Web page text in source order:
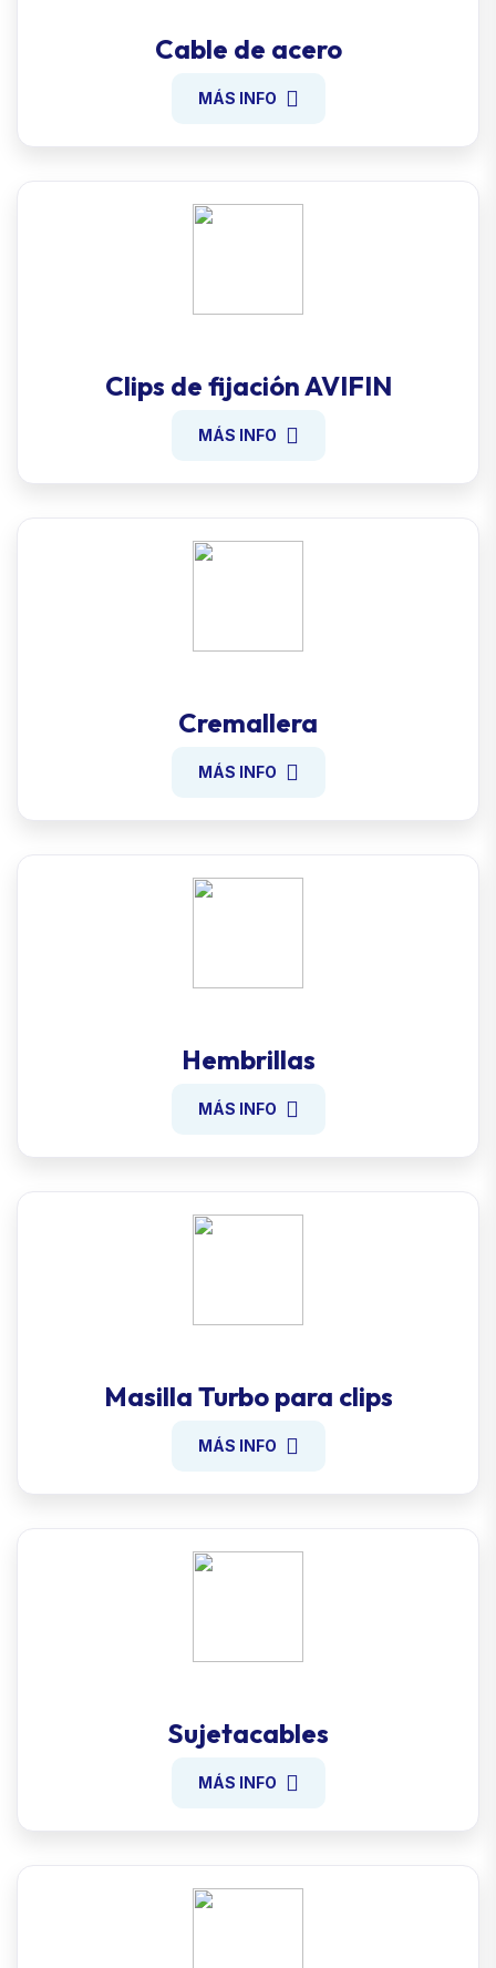
Cable de acero
MÁS INFO
Clips de fijación AVIFIN
MÁS INFO
Cremallera
MÁS INFO
Hembrillas
MÁS INFO
Masilla Turbo para clips
MÁS INFO
Sujetacables
MÁS INFO